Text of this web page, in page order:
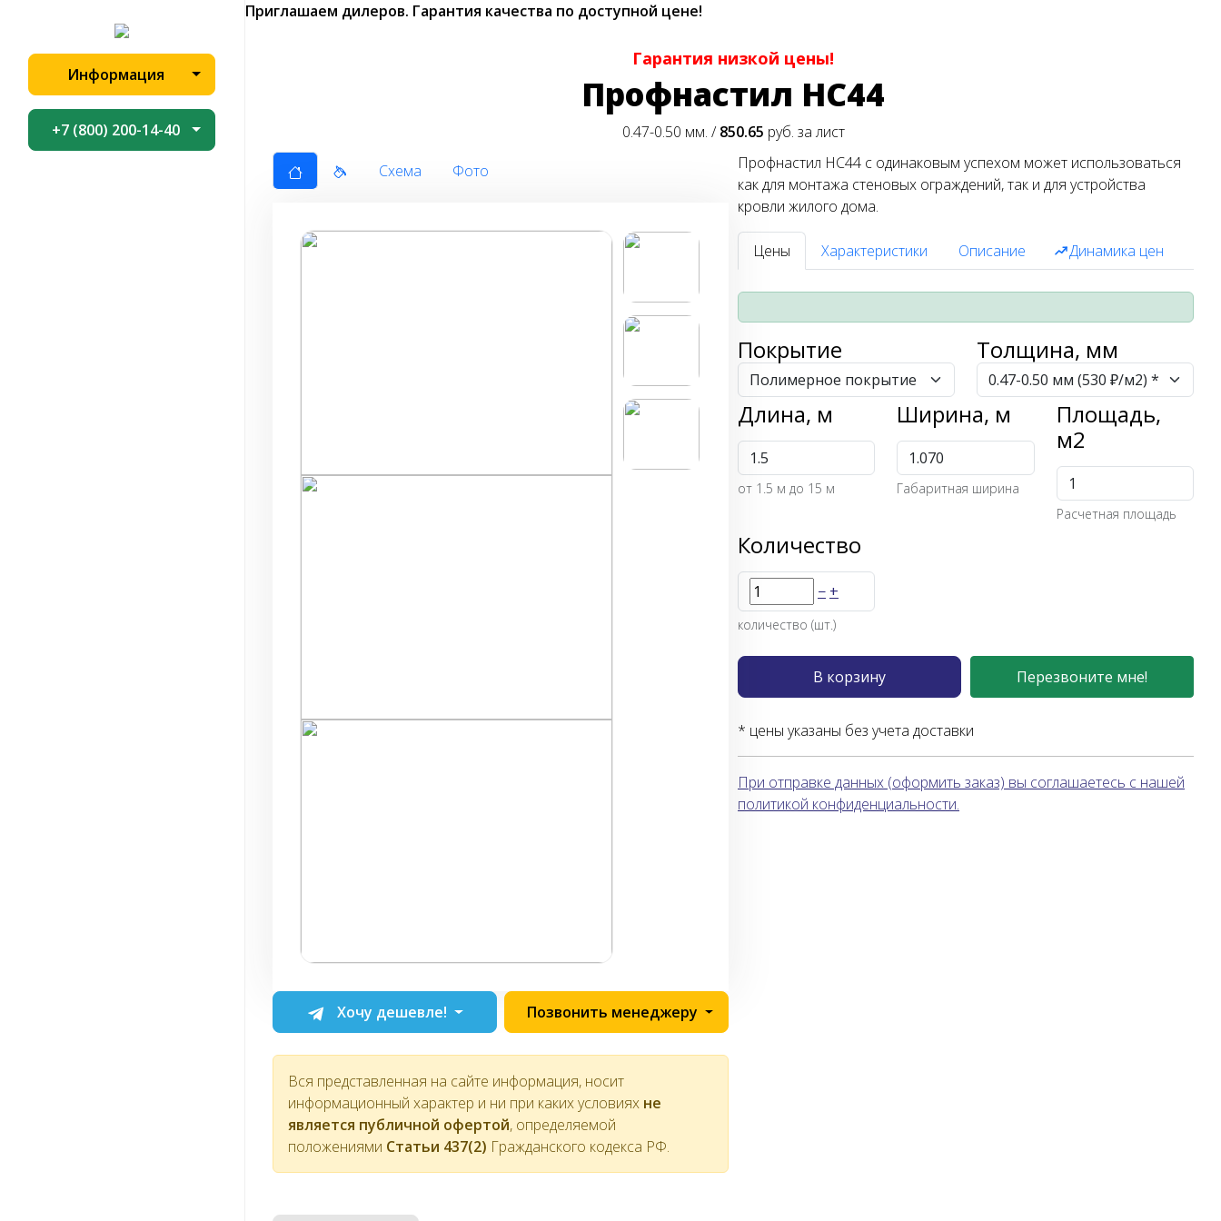
Приглашаем дилеров. Гарантия качества по доступной цене!
Информация
+7 (800) 200-14-40
Гарантия низкой цены!
Профнастил HС44
0.47-0.50 мм. /850.65 руб. за лист
Схема
Фото
Хочу дешевле! Позвонить менеджеру
Вся представленная на сайте информация, носит
информационный характер и ни при каких условиях не
является публичной офертой, определяемой
положениями Статьи 437(2) Гражданского кодекса РФ.
Профнастил HС44 с одинаковым успехом может использоваться
как для монтажа стеновых ограждений, так и для устройства
кровли жилого дома.
Цены Характеристики Описание Динамика цен
Покрытие Толщина, мм
Длина, м
от 1.5 м до 15 м
Ширина, м
Габаритная ширина
Площадь,
м2
Расчетная площадь
Количество
− +
количество (шт.)
В корзину Перезвоните мне!
* цены указаны без учета доставки
При отправке данных (оформить заказ) вы соглашаетесь с нашей
политикой конфиденциальности.